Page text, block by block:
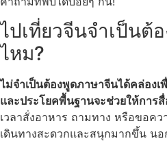
ไปเที่ยวจีนจำเป็นต้
ไหม?
ไม่จำเป็นต้องพูดภาษาจีนได้คล่อง
และประโยคพื้นฐานจะช่วยให้การ
เวลาสั่งอาหาร ถามทาง หรือขอค
เดินทางสะดวกและสนุกมากขึ้น นอ